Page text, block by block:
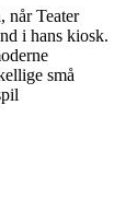
når Teater
i hans kiosk.
små